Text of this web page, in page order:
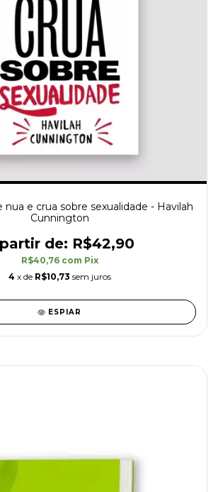
nua e crua sobre sexualidade - Havilah
Cunnington
R$42,90
R$40,76 com Pix
4 x de R$10,73 sem juros
ESPIAR